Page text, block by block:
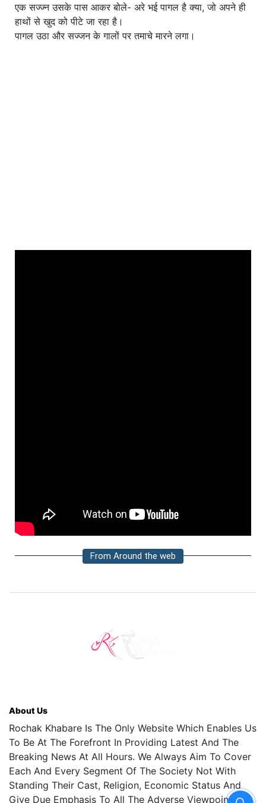
एक सज्ज्न उसके पास आकर बोले- अरे भई पागल है क्या, जो अपने ही
हाथों से खुद को पीटे जा रहा है।
पागल उठा और सज्जन के गालों पर तमाचे मारने लगा।
From Around the web
About Us
Rochak Khabare Is The Only Website Which Enables Us
To Be At The Forefront In Providing Latest And The
Breaking News At All Hours. We Always Aim To Cover
Each And Every Segment Of The Society Not With
Standing Their Cast, Religion, Economic Status And
Give Due Emphasis To All The Adverse Viewpoints.